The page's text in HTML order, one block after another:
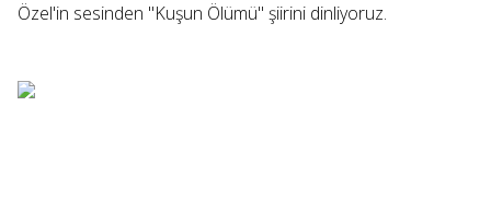
Özel'in sesinden "Kuşun Ölümü" şiirini dinliyoruz.